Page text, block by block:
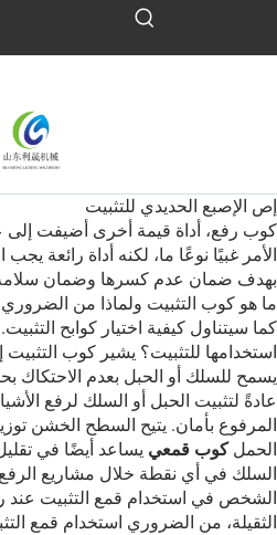
إص الإصبع الحديدي للتثبيت
كوب رفع، أداة قيمة أخرى أضيفت إلى
الأمر غبيًا نوعًا ما، لكنه أداة رائعة يجب
بهدف ضمان عدم كسرها وضمان سلامة
ما هو كوب التثبيت ولماذا من الضروري
كما سيتناول كيفية اختيار كوابح
استخدامها للتثبيت؟ يشير كوب
يسمح للسلك أو الحبل بعدم الاحتكاك
عادةً لتثبيت الحبل أو السلك لرفع
المرفوع بأمان. يتيح السطح الخشن
الحملكوب قمعي يساعد أيضًا في
السلك في أي نقطة خلال مشاريع الرفع
الشخص في استخدام قمع التثبيت عند
الثقيلة، من الضروري استخدام قمع